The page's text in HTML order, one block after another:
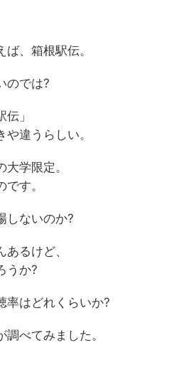
、箱根駅伝。
のでは?
」
違うらしい。
学限定。
す。
しないのか?
るけど、
うか?
率はどれくらいか?
べてみました。